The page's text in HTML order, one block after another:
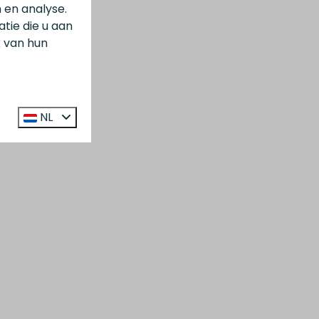
analyse.
die u aan
hun
NL